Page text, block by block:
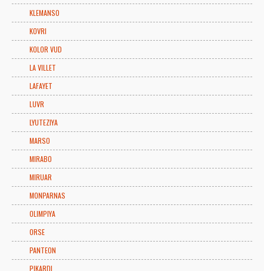
KLEMANSO
KOVRI
KOLOR VUD
LA VILLET
LAFAYET
LUVR
LYUTEZIYA
MARSO
MIRABO
MIRUAR
MONPARNAS
OLIMPIYA
ORSE
PANTEON
PIKARDI